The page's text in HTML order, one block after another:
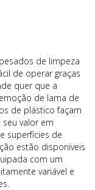
de limpeza
de operar graças
quer que a
de lama de
de plástico façam
valor em
superfícies de
estão disponíveis
com um
variável e